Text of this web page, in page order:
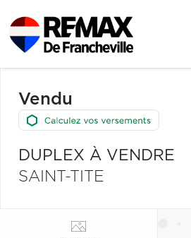
Vendu
DUPLEX À VENDRE
SAINT-TITE